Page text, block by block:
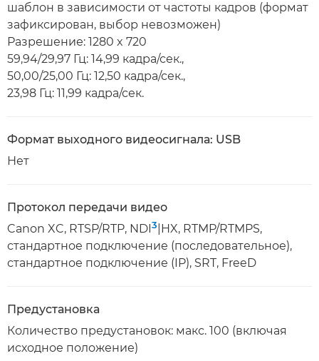
шаблон в зависимости от частоты кадров (формат
зафиксирован, выбор невозможен)
Разрешение: 1280 x 720
59,94/29,97 Гц: 14,99 кадра/сек.,
50,00/25,00 Гц: 12,50 кадра/сек.,
23,98 Гц: 11,99 кадра/сек.
Формат выходного видеосигнала: USB
Нет
Протокол передачи видео
Canon XC, RTSP/RTP, NDI3 |HX, RTMP/RTMPS,
стандартное подключение (последовательное),
стандартное подключение (IP), SRT, FreeD
Предустановка
Количество предустановок: макс. 100 (включая
исходное положение)